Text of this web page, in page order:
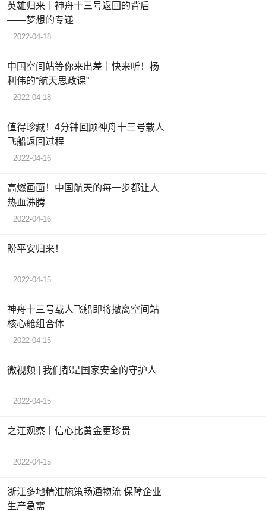
英雄归来｜神舟十三号返回的背后
——梦想的专递
2022-04-18
中国空间站等你来出差｜快来听！杨
利伟的“航天思政课”
2022-04-18
值得珍藏！4分钟回顾神舟十三号载人
飞船返回过程
2022-04-16
高燃画面！中国航天的每一步都让人
热血沸腾
2022-04-16
盼平安归来！
2022-04-15
神舟十三号载人飞船即将撤离空间站
核心舱组合体
2022-04-15
微视频 | 我们都是国家安全的守护人
2022-04-15
之江观察丨信心比黄金更珍贵
2022-04-15
浙江多地精准施策畅通物流 保障企业
生产急需